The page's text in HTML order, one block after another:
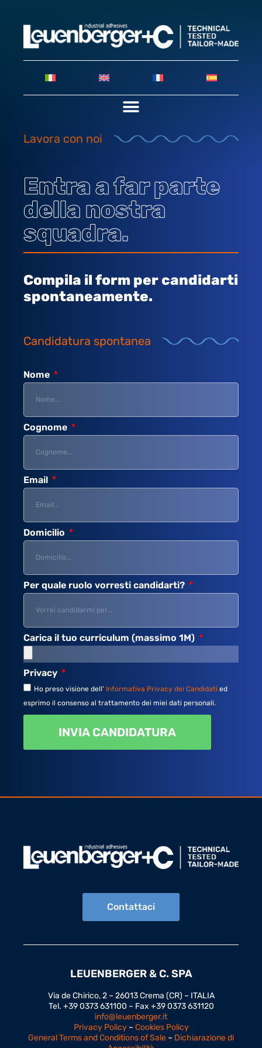
Lavora con noi
Entra a far parte
della nostra
squadra.
Compila il form per candidarti
spontaneamente.
Candidatura spontanea
Nome
Cognome
Email
Domicilio
Per quale ruolo vorresti candidarti?
Carica il tuo curriculum (massimo 1M)
Privacy
Ho preso visione dell' Informativa Privacy dei Candidati ed
esprimo il consenso al trattamento dei miei dati personali.
INVIA CANDIDATURA
Contattaci
LEUENBERGER & C. SPA
Via de Chirico, 2 – 26013 Crema (CR) – ITALIA
Tel. +39 0373 631100 – Fax +39 0373 631120
info@leuenberger.it
Privacy Policy – Cookies Policy
General Terms and Conditions of Sale – Dichiarazione di